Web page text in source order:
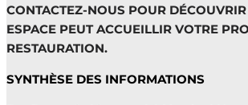
CONTACTEZ-NOUS POUR
ESPACE PEUT ACCUEILLIR VOTRE
RESTAURATION.
SYNTHÈSE DES INFORMATIONS